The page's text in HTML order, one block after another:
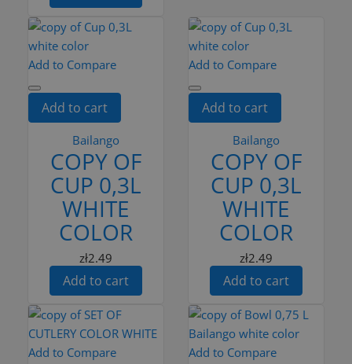
Add to Compare
Add to cart
Bailango
COPY OF
CUP 0,3L
WHITE
COLOR
zł2.49
Add to cart
Add to Compare
Add to cart
Bailango
COPY OF
CUP 0,3L
WHITE
COLOR
zł2.49
Add to cart
Add to Compare Add to Compare